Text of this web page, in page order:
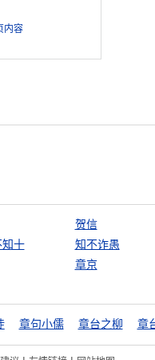
内容
贺信
十
知不诈愚
章京
章句小儒 章台之柳 章